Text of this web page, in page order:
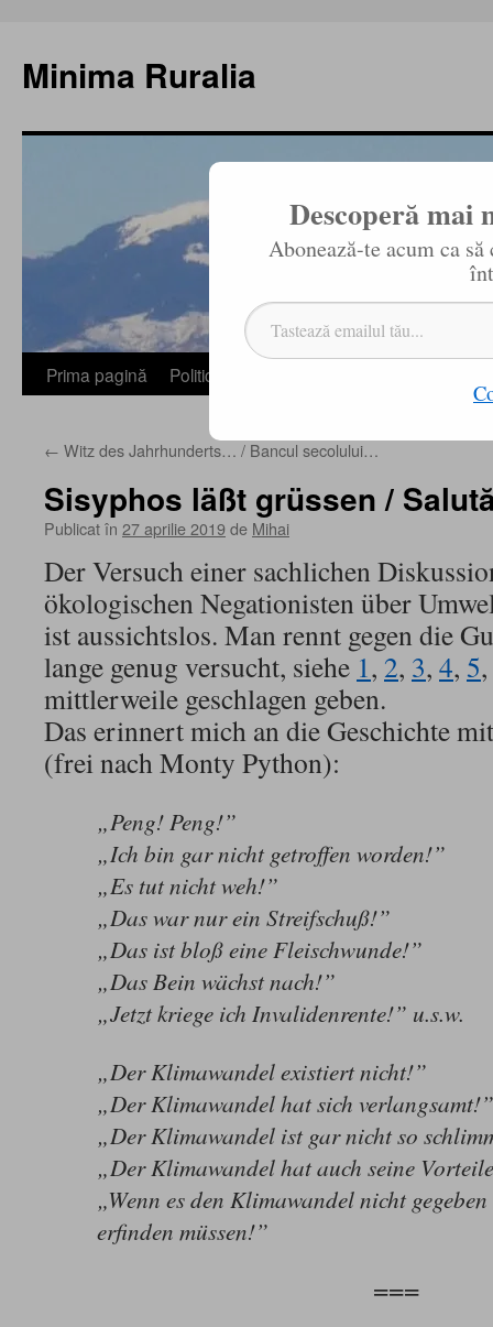
conținut
Minima Ruralia
Prima pagină Politică de confidențialitate
← Witz des Jahrhunderts… / Bancul secolului…
Sisyphos läßt grüssen /
Publicat în 27 aprilie 2019de Mihai
Der Versuch einer sachlichen
ökologischen Negationisten über
ist aussichtslos. Man rennt gegen die
lange genug versucht, siehe 1, 2, 3, 4, 5,
mittlerweile geschlagen geben.
Das erinnert mich an die Geschichte
(frei nach Monty Python):
„Peng! Peng!”
„Ich bin gar nicht getroffen worden!”
„Es tut nicht weh!”
„Das war nur ein Streifschuß!”
„Das ist bloß eine Fleischwunde!”
„Das Bein wächst nach!”
„Jetzt kriege ich Invalidenrente!” u.s.w.
„Der Klimawandel existiert nicht!”
„Der Klimawandel hat sich verlangsamt!”
„Der Klimawandel ist gar nicht so
„Der Klimawandel hat auch seine
„Wenn es den Klimawandel nicht
erfinden müssen!”
===
Descoperă
Abonează-te acum ca
Tastează emailul tău...